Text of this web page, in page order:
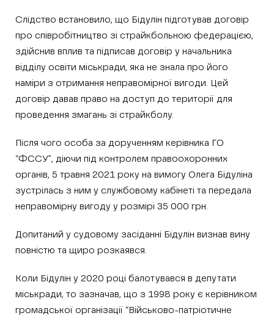
Слідство встановило, що Бідулін підготував договір
про співробітництво зі страйкбольною федерацією,
здійснив вплив та підписав договір у начальника
відділу освіти міськради, яка не знала про його
наміри з отримання неправомірної вигоди. Цей
договір давав право на доступ до території для
проведення змагань зі страйкболу.
Після чого особа за дорученням керівника ГО
“ФССУ”, діючи під контролем правоохоронних
органів, 5 травня 2021 року на вимогу Олега Бідуліна
зустрілась з ним у службовому кабінеті та передала
неправомірну вигоду у розмірі 35 000 грн.
Допитаний у судовому засіданні Бідулін визнав вину
повністю та щиро розкаявся.
Коли Бідулін у 2020 році балотувався в депутати
міськради, то зазначав, що з 1998 року є керівником
громадської організації “Військово-патріотичне